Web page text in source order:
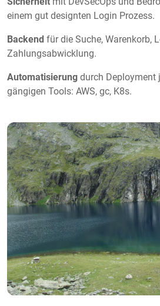
einem gut designten Login Prozess.
Backend für die Suche, Warenkorb,
Zahlungsabwicklung.
Automatisierung durch Deployment
gängigen Tools: AWS, gc, K8s.